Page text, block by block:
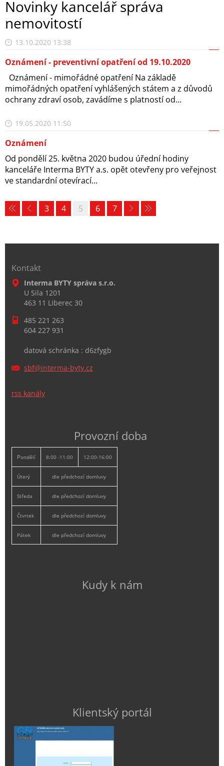
Novinky kancelář správa
nemovitostí
13.10.2020 13:38
Oznámení - preventivní opatření od 19.10.2020
Oznámení - mimořádné opatření Na základě
mimořádných opatření vyhlášených státem a z důvodů
ochrany zdraví osob, zavádíme s platností od...
19.05.2020 11:50
Oznámení
Od pondělí 25. května 2020 budou úřední hodiny
kanceláře Interma BYTY a.s. opět otevřeny pro veřejnost
ve standardní otevírací...
3 4 5 6 7
Kontakt
Interma BYTY správa s.r.o.
U Sila 1201
463 11 Liberec 30
485 221 263
604 227 931
datová schránka : d6zfygb
sbf@interma-byty.cz
rss kanály
Provozní doba
Pondělí 8:00 -11:00 12:00-16:00
Úterý dle předchozí domluvy
Středa dle předchozí domluvy
Čtvrtek dle předchozí domluvy
Pátek dle předchozí domluvy
Kudy k nám
Klientský portál